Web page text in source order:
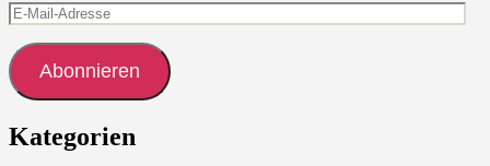
E-
Mail-
Adresse
Abonnieren
Kategorien